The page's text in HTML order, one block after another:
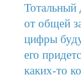
Тотальный
от общей
цифры
его
каких-то